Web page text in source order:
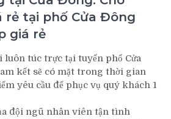
rẻ tại phố Cửa Đông
giá rẻ
luôn túc trực tại tuyến phố Cửa
kết sẽ có mặt trong thời gian
yêu cầu để phục vụ quý khách 1
đội ngũ nhân viên tận tình